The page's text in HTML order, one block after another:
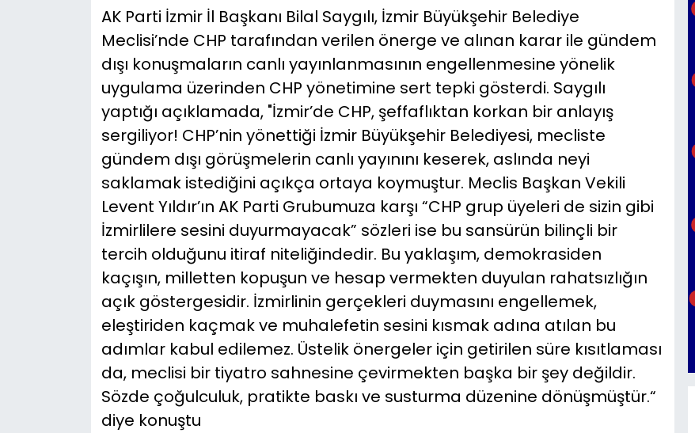
AK Parti İzmir İl Başkanı Bilal Saygılı, İzmir Büyükşehir Belediye
Meclisi’nde CHP tarafından verilen önerge ve alınan karar ile gündem
dışı konuşmaların canlı yayınlanmasının engellenmesine yönelik
uygulama üzerinden CHP yönetimine sert tepki gösterdi. Saygılı
yaptığı açıklamada, "İzmir’de CHP, şeffaflıktan korkan bir anlayış
sergiliyor! CHP’nin yönettiği İzmir Büyükşehir Belediyesi, mecliste
gündem dışı görüşmelerin canlı yayınını keserek, aslında neyi
saklamak istediğini açıkça ortaya koymuştur. Meclis Başkan Vekili
Levent Yıldır’ın AK Parti Grubumuza karşı “CHP grup üyeleri de sizin gibi
İzmirlilere sesini duyurmayacak” sözleri ise bu sansürün bilinçli bir
tercih olduğunu itiraf niteliğindedir. Bu yaklaşım, demokrasiden
kaçışın, milletten kopuşun ve hesap vermekten duyulan rahatsızlığın
açık göstergesidir. İzmirlinin gerçekleri duymasını engellemek,
eleştiriden kaçmak ve muhalefetin sesini kısmak adına atılan bu
adımlar kabul edilemez. Üstelik önergeler için getirilen süre kısıtlaması
da, meclisi bir tiyatro sahnesine çevirmekten başka bir şey değildir.
Sözde çoğulculuk, pratikte baskı ve susturma düzenine dönüşmüştür.“
diye konuştu